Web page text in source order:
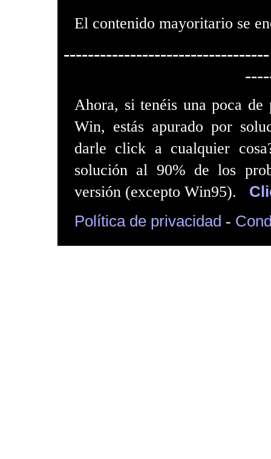
El contenido mayoritario se
----------------------------------
Ahora, si tenéis una poca de
Win, estás apurado por
darle click a cualquier
solución al 90% de los
versión (excepto Win95).
Política de privacidad -